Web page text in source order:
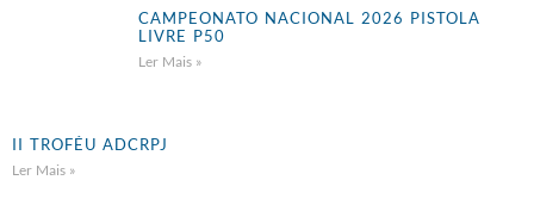
CAMPEONATO NACIONAL 2026 PISTOLA
LIVRE P50
Ler Mais »
II TROFÉU ADCRPJ
Ler Mais »